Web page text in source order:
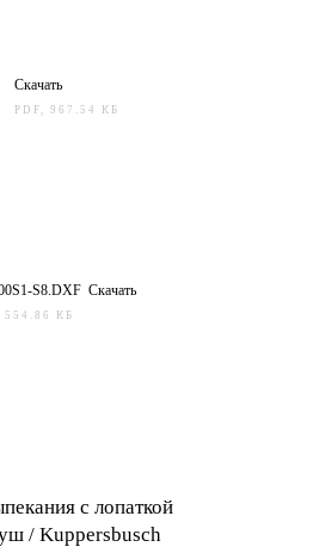
Скачать
PDF, 967.54 КБ
S8.DXF Скачать
554.86 КБ
с лопаткой
/ Kuppersbusch